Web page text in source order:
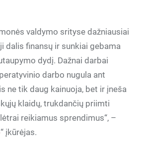
valdymo srityse dažniausiai
dalis finansų ir sunkiai gebama
dydį. Dažnai darbai
darbo nugula ant
ne tik daug kainuoja, bet ir įneša
klaidų, trukdančių priimti
reikiamus sprendimus“, –
“ įkūrėjas.